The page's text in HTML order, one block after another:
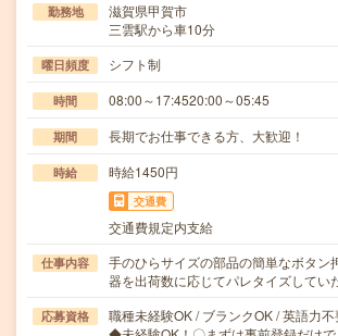
勤務地
滋賀県甲賀市
三雲駅から車10分
曜日頻度 シフト制
時間 08:00～17:4520:00～05:45
期間 長期でお仕事できる方、大歓迎！
時給 時給1450円
交通費
交通費規定内支給
仕事内容
手のひらサイズの部品の簡単なボタン
器を出荷数に応じてパレタイズして
応募資格
職種未経験OK / ブランクOK / 英語力不